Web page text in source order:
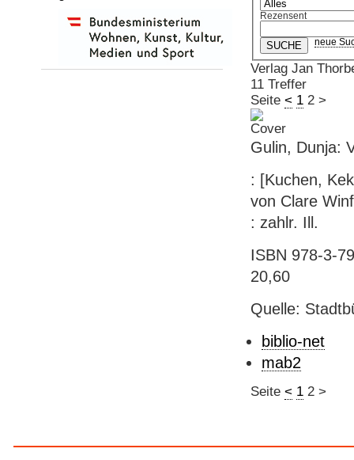
Rezensent
neue
Verlag Jan
11 Treffer
Seite < 1 2 >
Gulin, Dunja:
: [Kuchen,
von Clare
: zahlr. Ill.
ISBN 978-3-
20,60
Quelle:
biblio-net
mab2
Seite < 1 2 >